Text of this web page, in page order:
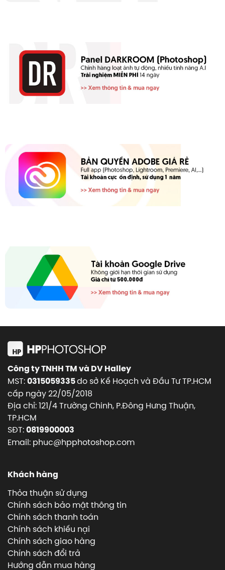
Công ty TNHH TM và DV Halley
MST:0315059335do sở Kế Hoạch và Đầu Tư TP.HCM
cấp ngày 22/05/2018
Địa chỉ: 121/4 Trường Chinh, P.Đông Hưng Thuận,
TP.HCM
SĐT:0819900003
Email: phuc@hpphotoshop.com
Khách hàng
Thỏa thuận sử dụng
Chính sách bảo mật thông tin
Chính sách thanh toán
Chính sách khiếu nại
Chính sách giao hàng
Chính sách đổi trả
Hướng dẫn mua hàng